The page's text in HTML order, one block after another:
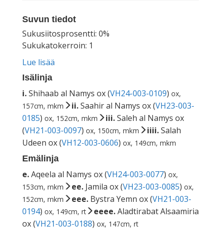
Suvun tiedot
Sukusiitosprosentti: 0%
Sukukatokerroin: 1
Lue lisää
Isälinja
i.Shihaab al Namys ox (VH24-003-0109) ox,
157cm, mkm
ii.Saahir al Namys ox (VH23-003-
0185) ox, 152cm, mkm iii.Saleh al Namys ox
(VH21-003-0097) ox, 150cm, mkm iiii.Salah
Udeen ox (VH12-003-0606) ox, 149cm, mkm
Emälinja
e.Aqeela al Namys ox (VH24-003-0077) ox,
153cm, rnkm
ee. Jamila ox (VH23-003-0085) ox,
152cm, rnkm
eee. Bystra Yemn ox (VH21-003-
0194) ox, 149cm, rt eeee.Aladtirabat Alsaamiria
ox (VH21-003-0188) ox, 147cm, rt